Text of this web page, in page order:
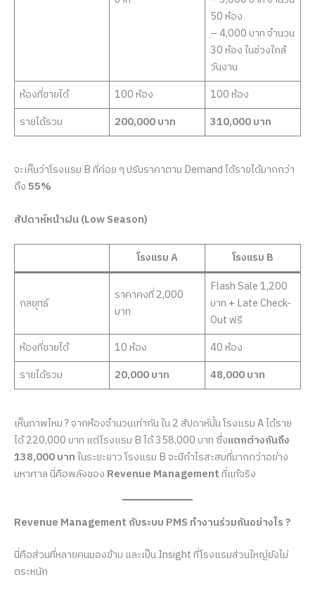
50 ห้อง
– 4,000 บาท จำนวน
30 ห้อง ในช่วงใกล้
วันงาน
ห้องที่ขายได้
100 ห้อง
100 ห้อง
รายได้รวม
200,000 บาท 310,000 บาท
จะเห็นว่าโรงแรม B ที่ค่อย ๆ ปรับราคาตาม Demand ได้รายได้มากกว่า
ถึง55%
สัปดาห์หน้าฝน (Low Season)
โรงแรม A โรงแรม B
กลยุทธ์
ราคาคงที่ 2,000
บาท
Flash Sale 1,200
บาท + Late Check-
Out ฟรี
ห้องที่ขายได้
10 ห้อง
40 ห้อง
รายได้รวม
20,000 บาท 48,000 บาท
เห็นภาพไหม ? จากห้องจำนวนเท่ากัน ใน 2 สัปดาห์นั้น โรงแรม A ได้ราย
ได้ 220,000 บาท แต่โรงแรม B ได้ 358,000 บาท ซึ่งแตกต่างกันถึง
138,000 บาทในระยะยาว โรงแรม B จะมีกำไรสะสมที่มากกว่าอย่าง
มหาศาล นี่คือพลังของ Revenue Management ที่แท้จริง
Revenue Management กับระบบ PMS ทำงานร่วมกันอย่างไร ?
นี่คือส่วนที่หลายคนมองข้าม และเป็น Insight ที่โรงแรมส่วนใหญ่ยังไม่
ตระหนัก